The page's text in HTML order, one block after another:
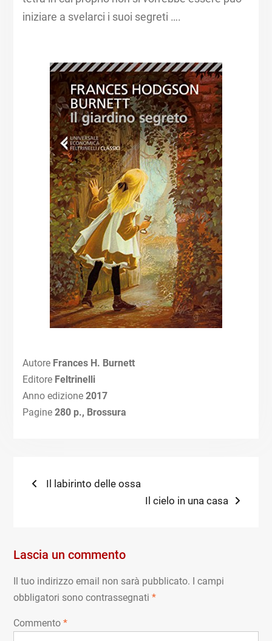
iniziare a svelarci i suoi segreti ….
Autore Frances H. Burnett
Editore Feltrinelli
Anno edizione 2017
Pagine280 p., Brossura
Navigazione
Previous
Il labirinto delle ossa
Next
Il cielo in una casa
Lascia un commento
Il tuo indirizzo email non sarà pubblicato.
I campi
obbligatori sono contrassegnati *
Commento *